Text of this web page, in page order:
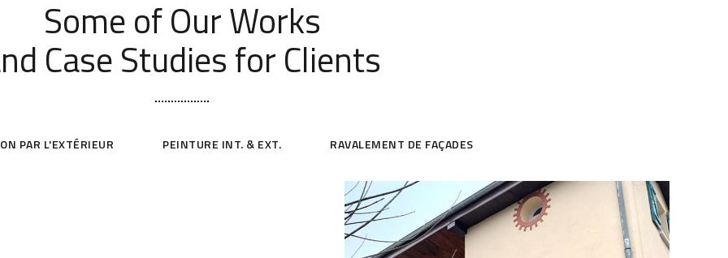
Some of Our Works
Case Studies for Clients
PAR L'EXTÉRIEUR PEINTURE INT. & EXT. RAVALEMENT DE FAÇADES